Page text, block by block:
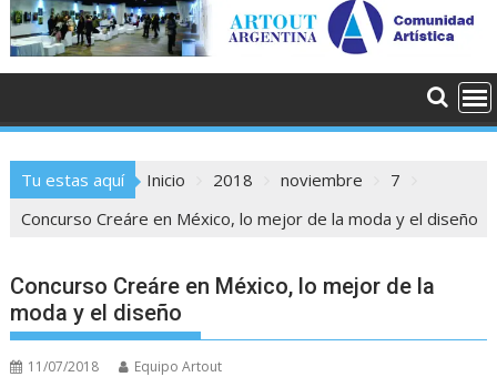
Tu estas aquí Inicio 2018 noviembre
7
Concurso Creáre en México, lo mejor de la moda y el diseño
Concurso Creáre en México, lo mejor de la
moda y el diseño
11/07/2018 Equipo Artout